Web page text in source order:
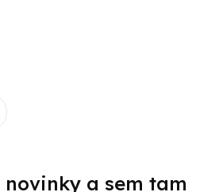
a sem tam